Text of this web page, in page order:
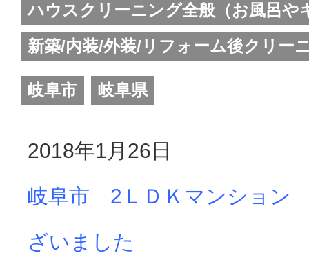
ハウスクリーニング全般（お風呂や
新築/内装/外装/リフォーム後クリー
岐阜市 岐阜県
2018年1月26日
岐阜市 2ＬＤＫマンション
ざいました